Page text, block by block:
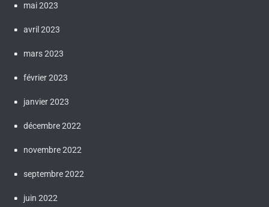
mai 2023
avril 2023
mars 2023
février 2023
janvier 2023
décembre 2022
novembre 2022
septembre 2022
juin 2022